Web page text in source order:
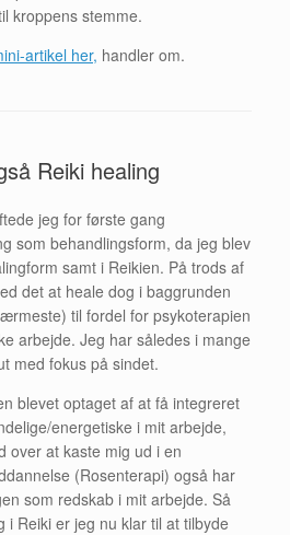
kroppens stemme.
artikel her, handler om.
Reiki healing
jeg for første gang
som behandlingsform, da jeg blev
samt i Reikien. På trods af
det at heale dog i baggrunden
til fordel for psykoterapien
arbejde. Jeg har således i mange
med fokus på sindet.
blevet optaget af at få integreret
energetiske i mit arbejde,
over at kaste mig ud i en
(Rosenterapi) også har
som redskab i mit arbejde. Så
i Reiki er jeg nu klar til at tilbyde